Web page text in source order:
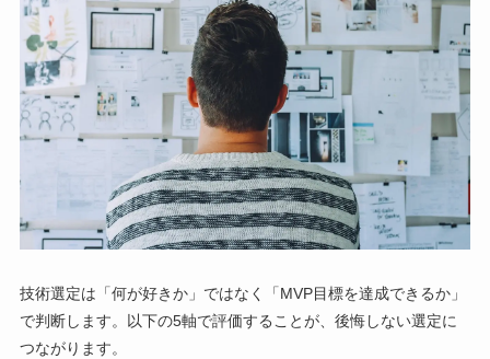
技術選定は「何が好きか」ではなく「MVP目標を達成できるか」
で判断します。以下の5軸で評価することが、後悔しない選定に
つながります。